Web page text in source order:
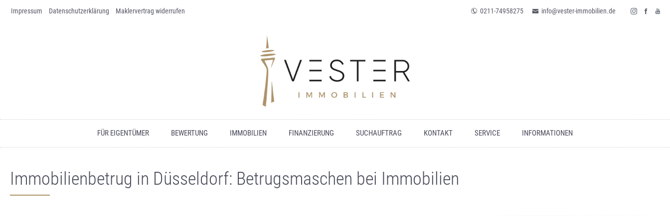
Skip to content
Impressum Datenschutz­erklärung Maklervertrag widerrufen 0211-74958275 info@vester-immobilien.de
FÜR EIGENTÜMER BEWERTUNG IMMOBILIEN FINANZIERUNG SUCHAUFTRAG KONTAKT SERVICE INFORMATIONEN
Immobilienbetrug in Düsseldorf: Betrugsmaschen bei Immobilien